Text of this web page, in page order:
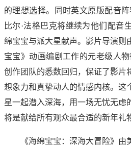
的理想选择。同时英文原版配音
比尔·法格巴克将继续为他们配
绵宝宝与派大星献声。影片导演则
宝宝》动画编剧工作的元老级人
创作团队的悉数回归，保证了影片
想象力和真挚动人的情感内核。这
星一起潜入深海，用一场无忧无虑
将是献给所有观众最合适的新年礼
《海绵宝宝：深海大冒险》由